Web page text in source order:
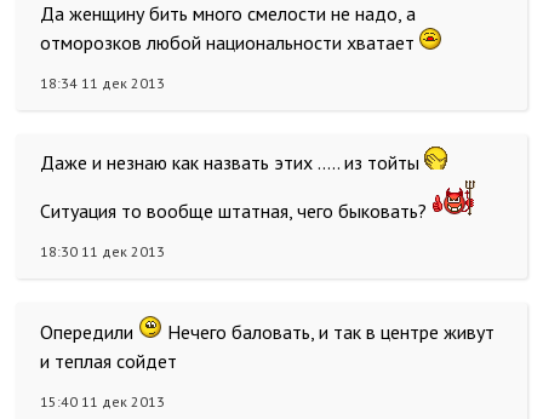
Да женщину бить много смелости не надо, а
отморозков любой национальности хватает
18:34 11 дек 2013
Даже и незнаю как назвать этих ..... из тойты
Ситуация то вообще штатная, чего быковать?
18:30 11 дек 2013
Опередили
Нечего баловать, и так в центре живут
и теплая сойдет
15:40 11 дек 2013